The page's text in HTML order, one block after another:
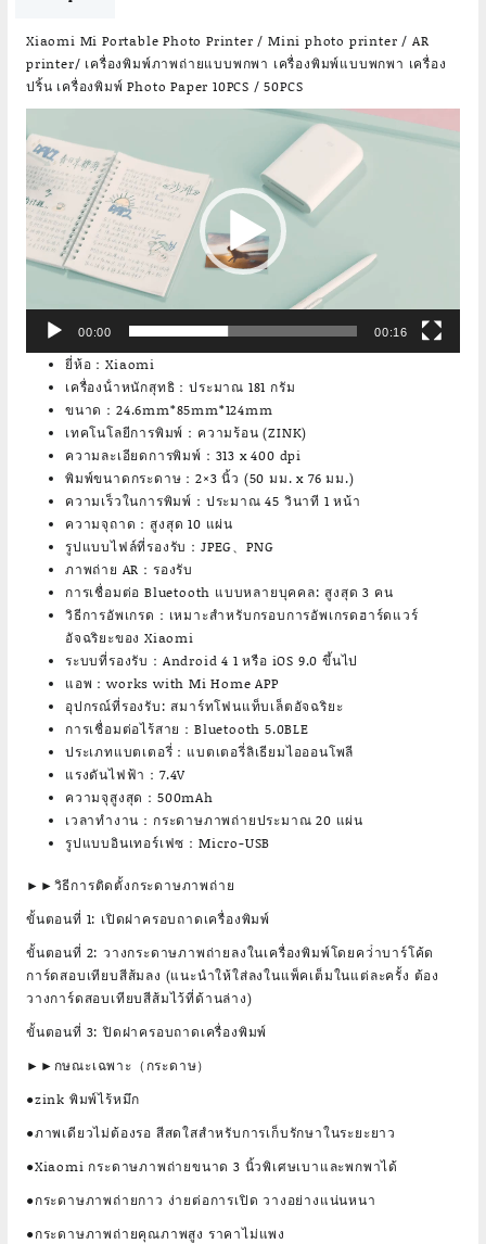
Xiaomi Mi Portable Photo Printer / Mini photo printer / AR
printer/ เครื่องพิมพ์ภาพถ่ายแบบพกพา เครื่องพิมพ์แบบพกพา เครื่อง
ปริ้น เครื่องพิมพ์ Photo Paper 10PCS / 50PCS
Player
00:00 00:16
ยี่ห้อ：Xiaomi
เครื่องน้ําหนักสุทธิ：ประมาณ 181 กรัม
ขนาด：24.6mm*85mm*124mm
เทคโนโลยีการพิมพ์：ความร้อน (ZINK)
ความละเอียดการพิมพ์：313 x 400 dpi
พิมพ์ขนาดกระดาษ：2×3 นิ้ว (50 มม. x 76 มม.)
ความเร็วในการพิมพ์：ประมาณ 45 วินาที 1 หน้า
ความจุถาด：สูงสุด 10 แผ่น
รูปแบบไฟล์ที่รองรับ：JPEG、PNG
ภาพถ่าย AR：รองรับ
การเชื่อมต่อ Bluetooth แบบหลายบุคคล: สูงสุด 3 คน
วิธีการอัพเกรด：เหมาะสําหรับกรอบการอัพเกรดฮาร์ดแวร์
อัจฉริยะของ Xiaomi
ระบบที่รองรับ：Android 4 1 หรือ iOS 9.0 ขึ้นไป
แอพ：works with Mi Home APP
อุปกรณ์ที่รองรับ: สมาร์ทโฟนแท็บเล็ตอัจฉริยะ
การเชื่อมต่อไร้สาย：Bluetooth 5.0BLE
ประเภทแบตเตอรี่：แบตเตอรี่ลิเธียมไอออนโพลี
แรงดันไฟฟ้า：7.4V
ความจุสูงสุด：500mAh
เวลาทํางาน：กระดาษภาพถ่ายประมาณ 20 แผ่น
รูปแบบอินเทอร์เฟซ：Micro-USB
►►วิธีการติดตั้งกระดาษภาพถ่าย
ขั้นตอนที่ 1: เปิดฝาครอบถาดเครื่องพิมพ์
ขั้นตอนที่ 2: วางกระดาษภาพถ่ายลงในเครื่องพิมพ์โดยคว่ําบาร์โค้ด
การ์ดสอบเทียบสีส้มลง (แนะนําให้ใส่ลงในแพ็คเต็มในแต่ละครั้ง ต้อง
วางการ์ดสอบเทียบสีส้มไว้ที่ด้านล่าง)
ขั้นตอนที่ 3: ปิดฝาครอบถาดเครื่องพิมพ์
►►กษณะเฉพาะ（กระดาษ）
●zink พิมพ์ไร้หมึก
●ภาพเดียวไม่ต้องรอ สีสดใสสําหรับการเก็บรักษาในระยะยาว
●Xiaomi กระดาษภาพถ่ายขนาด 3 นิ้วพิเศษเบาและพกพาได้
●กระดาษภาพถ่ายกาว ง่ายต่อการเปิด วางอย่างแน่นหนา
●กระดาษภาพถ่ายคุณภาพสูง ราคาไม่แพง